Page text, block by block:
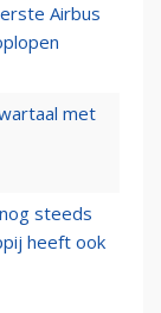
Airbus
met
steeds
heeft ook